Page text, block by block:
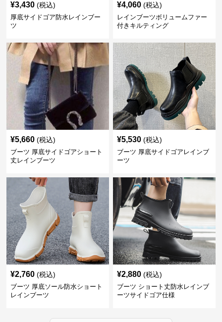
¥3,430 (税込)
厚底サイドゴア防水レインブー
ツ
¥4,060 (税込)
レインブーツボリュームファー
付きキルティング
¥5,660 (税込)
ブーツ 厚底サイドゴアショート
丈レインブーツ
¥5,530 (税込)
ブーツ 厚底サイドゴアレインブ
ーツ
¥2,760 (税込)
ブーツ 厚底ソール防水ショート
レインブーツ
¥2,880 (税込)
ブーツ ショート丈防水レインブ
ーツサイドゴア仕様